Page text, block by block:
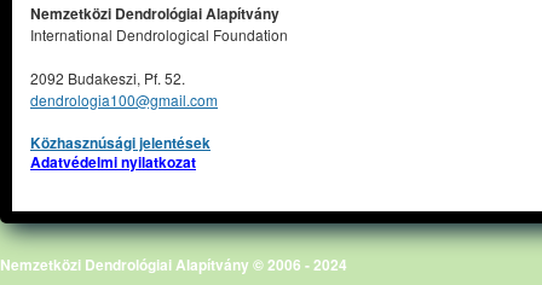
Nemzetközi Dendrológiai Alapítvány
International Dendrological Foundation
2092 Budakeszi, Pf. 52.
dendrologia100@gmail.com
Közhasznúsági jelentések
Adatvédelmi nyilatkozat
Nemzetközi Dendrológiai Alapítvány © 2006 - 2024